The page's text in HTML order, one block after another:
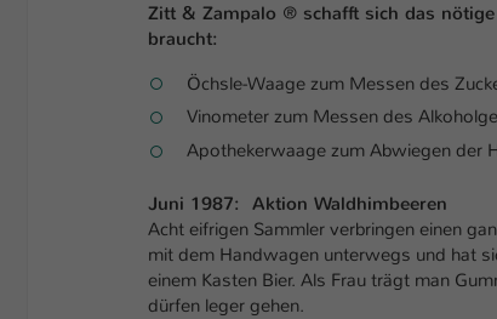
Zitt & Zampalo ® schafft sich das
braucht:
Öchsle-Waage zum Messen des
Vinometer zum Messen des
Apothekerwaage zum Abwiegen der
Juni 1987: Aktion Waldhimbeeren
Acht eifrigen Sammler verbringen einen
mit dem Handwagen unterwegs und hat
einem Kasten Bier. Als Frau trägt man
dürfen leger gehen.